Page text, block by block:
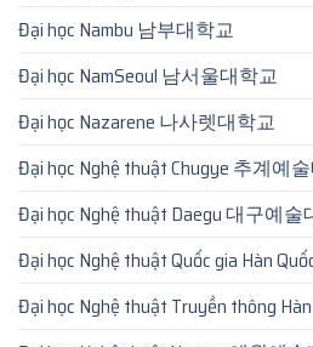
Đại học Nambu 남부대학교
Đại học NamSeoul 남서울대학교
Đại học Nazarene 나사렛대학교
Đại học Nghệ thuật Chugye 추계예
Đại học Nghệ thuật Daegu 대구예술
Đại học Nghệ thuật Quốc gia Hàn
Đại học Nghệ thuật Truyền thông